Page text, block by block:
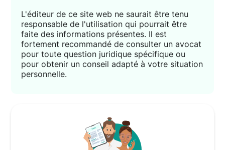
L'éditeur de ce site web ne saurait être tenu
responsable de l'utilisation qui pourrait être
faite des informations présentes. Il est
fortement recommandé de consulter un avocat
pour toute question juridique spécifique ou
pour obtenir un conseil adapté à votre situation
personnelle.